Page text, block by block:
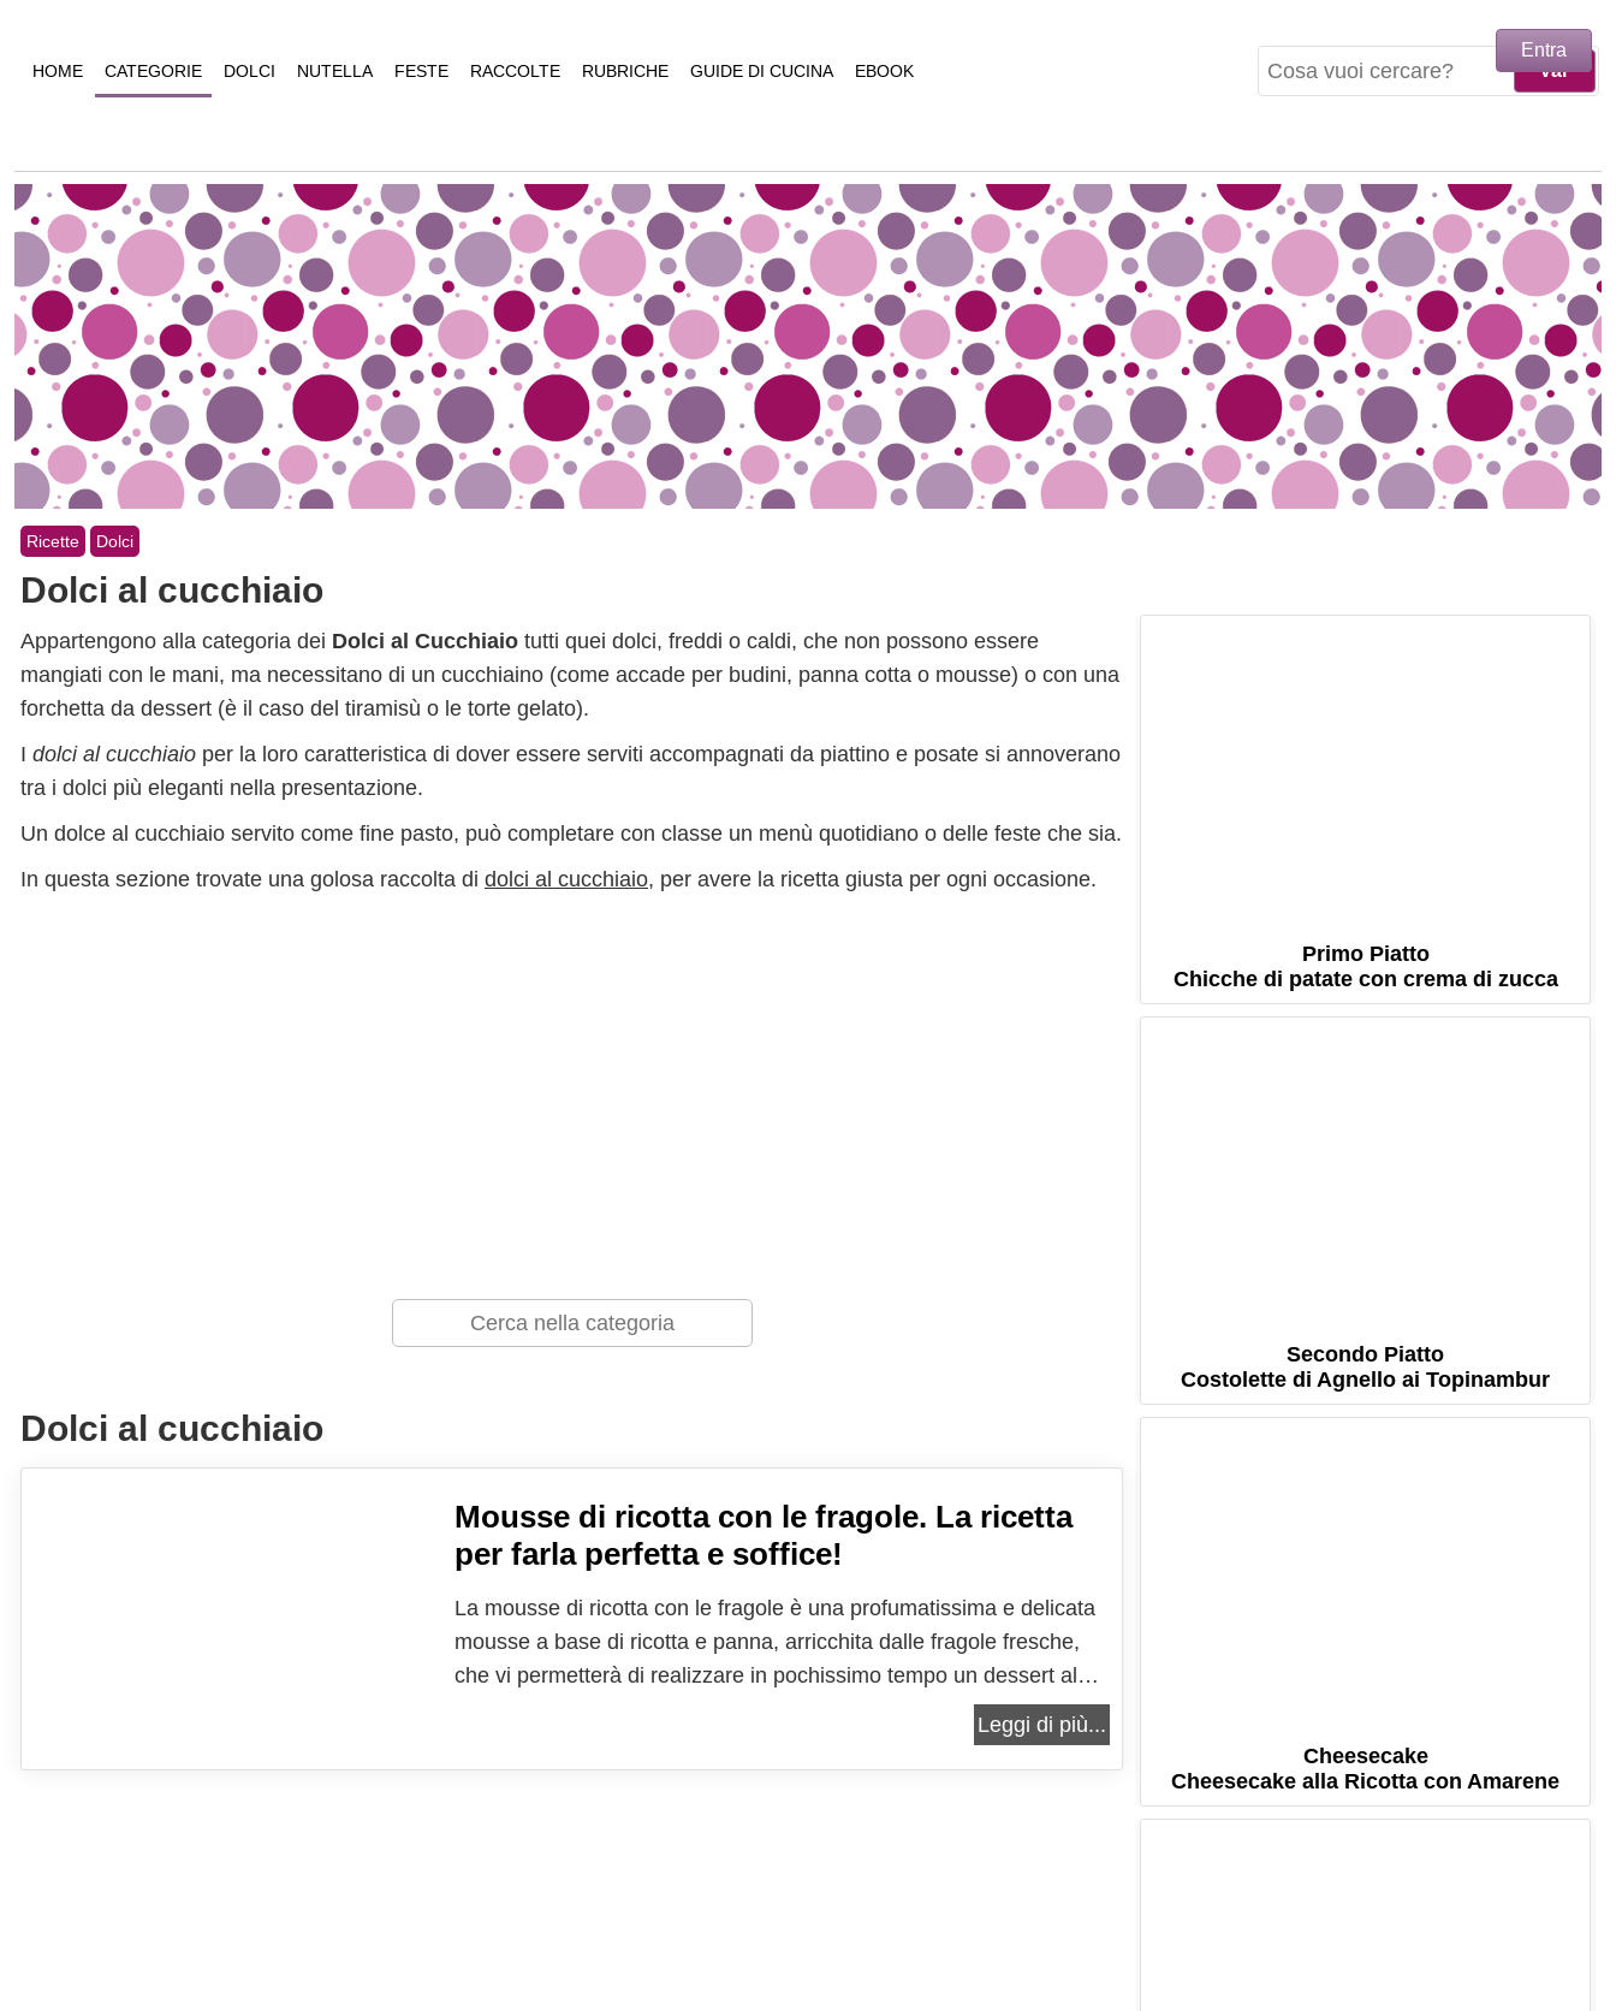
HOME CATEGORIE DOLCI NUTELLA FESTE RACCOLTE RUBRICHE GUIDE DI CUCINA EBOOK
Ricette Dolci
Dolci al cucchiaio
Appartengono alla categoria dei Dolci al Cucchiaio tutti quei dolci, freddi o caldi, che non possono essere
mangiati con le mani, ma necessitano di un cucchiaino (come accade per budini, panna cotta o mousse) o con una
forchetta da dessert (è il caso del tiramisù o le torte gelato).
I dolci al cucchiaio per la loro caratteristica di dover essere serviti accompagnati da piattino e posate si annoverano
tra i dolci più eleganti nella presentazione.
Un dolce al cucchiaio servito come fine pasto, può completare con classe un menù quotidiano o delle feste che sia.
In questa sezione trovate una golosa raccolta di dolci al cucchiaio, per avere la ricetta giusta per ogni occasione.
Dolci al cucchiaio
Mousse di ricotta con le fragole. La ricetta
per farla perfetta e soffice!
La mousse di ricotta con le fragole è una profumatissima e delicata
mousse a base di ricotta e panna, arricchita dalle fragole fresche,
che vi permetterà di realizzare in pochissimo tempo un dessert al
cucchiaio davvero invitante! Consiglio vivamente questa ricetta
Leggi di più...
Primo Piatto
Chicche di patate con crema di zucca
Secondo Piatto
Costolette di Agnello ai Topinambur
Cheesecake
Cheesecake alla Ricotta con Amarene
Entra